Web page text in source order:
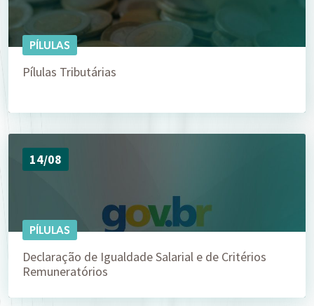
PÍLULAS
Pílulas Tributárias
14/08
PÍLULAS
Declaração de Igualdade Salarial e de Critérios
Remuneratórios